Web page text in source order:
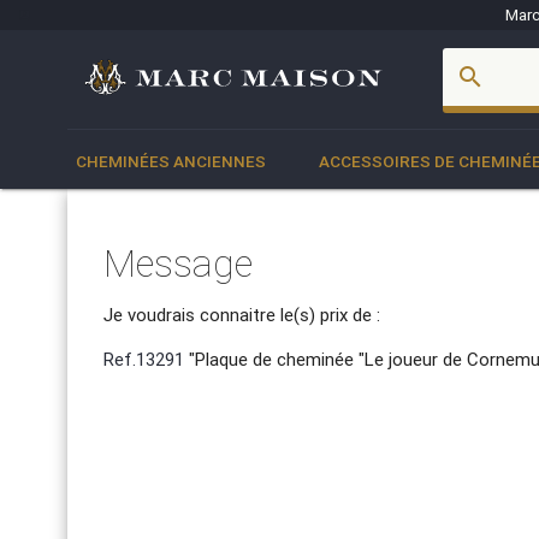
search
CHEMINÉES ANCIENNES ACCESSOIRES DE CHEMINÉE
Message
Je voudrais connaitre le(s) prix de :
Ref.13291 "Plaque de cheminée "Le joueur de